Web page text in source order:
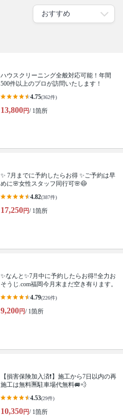
ハウスクリーニング全般対応可能！年間
500件以上のプロが訪問いたします！
4.75(362件)
13,800円/ 1箇所
✨ 7月までに予約したらお得 ✨ご予約は早
めに🌸女性スタッフ同行可🌸😷
4.82(387件)
17,250円/ 1箇所
✨なんと✨7月中に予約したらお得‼️全力お
そうじ.com福岡今月末まだ空き有ります。
4.79(226件)
9,200円/ 1箇所
【損害保険加入済❗️】施工から7日以内の再
施工は無料🈚️駐車場代無料🚐💨
4.53(29件)
10,350円/ 1箇所